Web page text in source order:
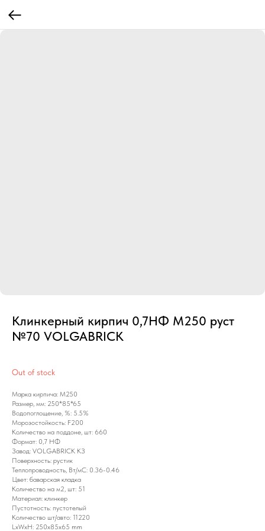
Клинкерный кирпич 0,7НФ М250 руст
№70 VOLGABRICK
Out of stock
Марка кирпича: М250
Размер, мм: 250*85*65
Водопоглощение, %: 5.5%
Морозостойкость: F200
Количество на поддоне, шт: 660
Формат: 0,7 НФ
Завод: VOLGABRICK КЗ
Поверхность: рустик
Теплопроводность, Вт/мС: 0.36-0.46
Цвет: баварская кладка
Количество на м2, шт: 51
Материал: клинкер
Пустотность: пустотелый
Количество шт/авто: 11220
LxWxH: 250x85x65 mm